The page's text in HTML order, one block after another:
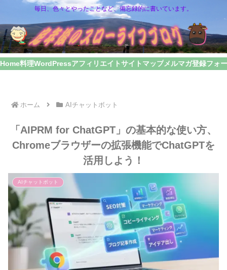
毎日、色々とやったことなど、備忘録的に書いています。
Home料理WordPressアフィリエイトサイトマップメルマガ登録フォ
ホーム AIチャットボット
「AIPRM for ChatGPT」の基本的な使い方、
Chromeブラウザーの拡張機能でChatGPTを
活用しよう！
AIチャットボット